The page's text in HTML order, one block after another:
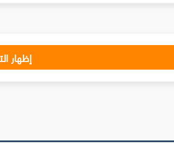
إظهار